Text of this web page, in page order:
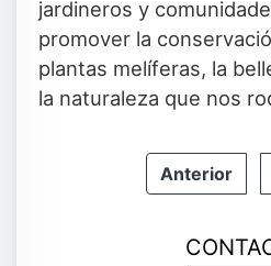
jardineros y
promover la
plantas melíferas, la
la naturaleza que nos
Anterior